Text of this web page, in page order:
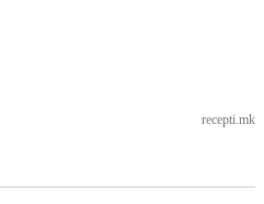
recepti.mk